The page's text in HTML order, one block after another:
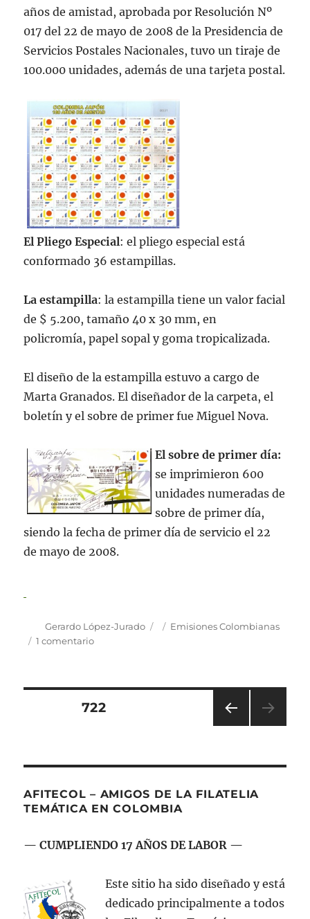
años de amistad, aprobada por Resolución Nº
017 del 22 de mayo de 2008 de la Presidencia de
Servicios Postales Nacionales, tuvo un tiraje de
100.000 unidades, además de una tarjeta postal.
El Pliego Especial: el pliego especial está
conformado 36 estampillas.
La estampilla: la estampilla tiene un valor facial
de $ 5.200, tamaño 40 x 30 mm, en
policromía, papel sopal y goma tropicalizada.
El diseño de la estampilla estuvo a cargo de
Marta Granados. El diseñador de la carpeta, el
boletín y el sobre de primer fue Miguel Nova.
El sobre de primer día:
se imprimieron 600
unidades numeradas de
sobre de primer día,
siendo la fecha de primer día de servicio el 22
de mayo de 2008.
Autor
Gerardo López-Jurado
Publicado
Categorías
Emisiones Colombianas
1 comentarioen
100
Navegación
entradas
ERIO
R
PÁGINA722
AFITECOL – AMIGOS DE LA FILATELIA
TEMÁTICA EN COLOMBIA
— CUMPLIENDO 17 AÑOS DE LABOR —
Este sitio ha sido diseñado y está
dedicado principalmente a todos